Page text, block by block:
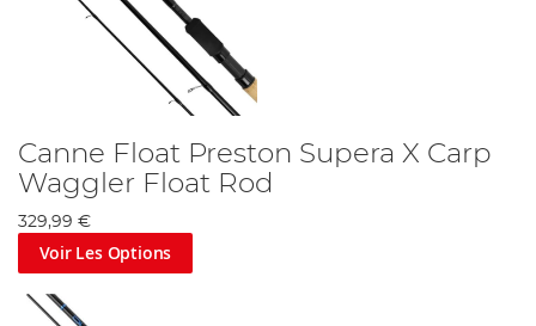
Canne Float Preston Supera X Carp
Waggler Float Rod
329,99 €
Voir Les Options